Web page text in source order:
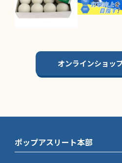
オンラインショッ
ポップアスリート本部